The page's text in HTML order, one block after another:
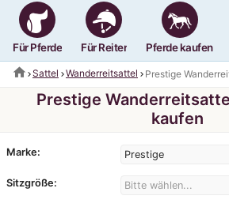
Für Pferde Für Reiter Pferde kaufen
home Sattel Wanderreitsattel Prestige
Prestige
kaufen
Marke: Prestige
Sitzgröße: Bitte wählen...